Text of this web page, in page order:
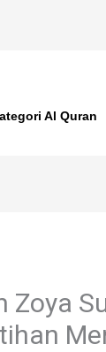
Al Quran
Zoya